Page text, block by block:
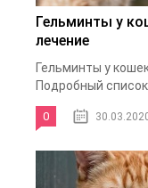
Гельминты у
лечение
Гельминты у
Подробный
0